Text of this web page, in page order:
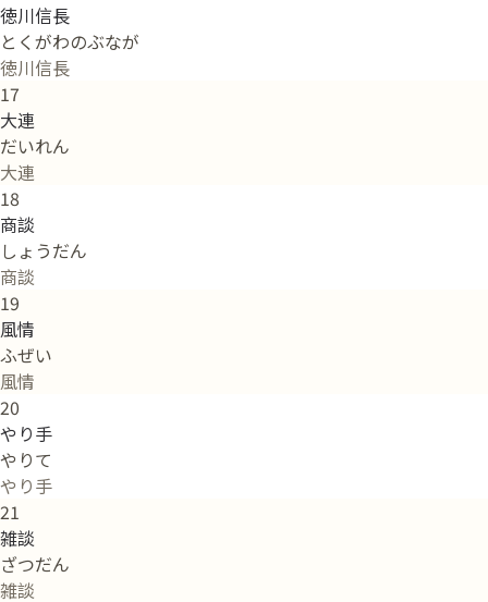
徳川信長
とくがわのぶなが
徳川信長
17
大連
だいれん
大連
18
商談
しょうだん
商談
19
風情
ふぜい
風情
20
やり手
やりて
やり手
21
雑談
ざつだん
雑談